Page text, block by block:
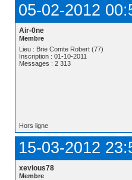
05-02-2012
Air-0ne
Membre
Lieu : Brie Comte Robert (77)
Inscription : 01-10-2011
Messages : 2 313
Hors ligne
15-03-2012
xevious78
Membre